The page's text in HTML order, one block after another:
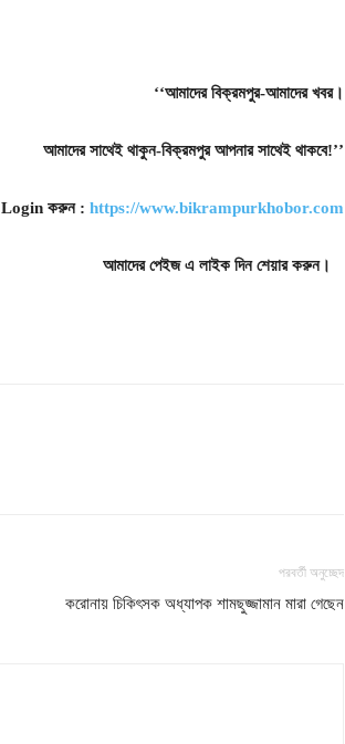
‘‘আমাদের বিক্রমপুর-আমাদের খবর।
আমাদের সাথেই থাকুন-বিক্রমপুর আপনার সাথেই থাকবে!’’
Login করুন: https://www.bikrampurkhobor.com
আমাদের পেইজ এ লাইক দিন শেয়ার করুন।
পরবর্তী অনুচ্ছেদ
করোনায় চিকিৎসক অধ্যাপক শামছুজ্জামান মারা গেছেন